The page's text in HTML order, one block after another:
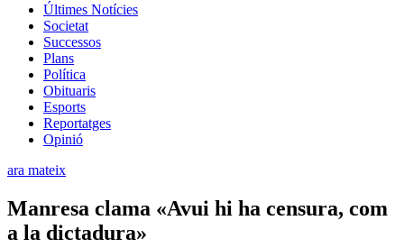
Últimes Notícies
Societat
Successos
Plans
Política
Obituaris
Esports
Reportatges
Opinió
ara mateix
Manresa clama «Avui hi ha censura, com
a la dictadura»